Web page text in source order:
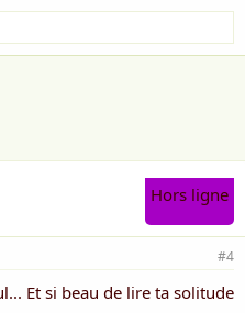
quitter ce radeau
pour ne pas me
foutus silences
sans violences
tout simplement
et qui font tâche
Hors ligne
#4
Et si beau de lire ta solitude